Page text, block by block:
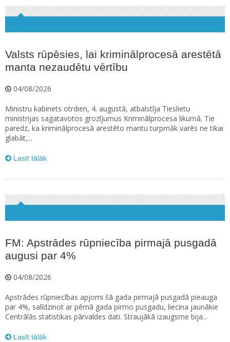
Valsts rūpēsies, lai kriminālprocesā arestētā
manta nezaudētu vērtību
04/08/2026
Ministru kabinets otrdien, 4. augustā, atbalstīja Tieslietu
ministrijas sagatavotos grozījumus Kriminālprocesa likumā. Tie
paredz, ka kriminālprocesā arestēto mantu turpmāk varēs ne tikai
glabāt,...
Lasīt tālāk
FM: Apstrādes rūpniecība pirmajā pusgadā
augusi par 4%
04/08/2026
Apstrādes rūpniecības apjomi šā gada pirmajā pusgadā pieauga
par 4%, salīdzinot ar pērnā gada pirmo pusgadu, liecina jaunākie
Centrālās statistikas pārvaldes dati. Straujākā izaugsme bija...
Lasīt tālāk